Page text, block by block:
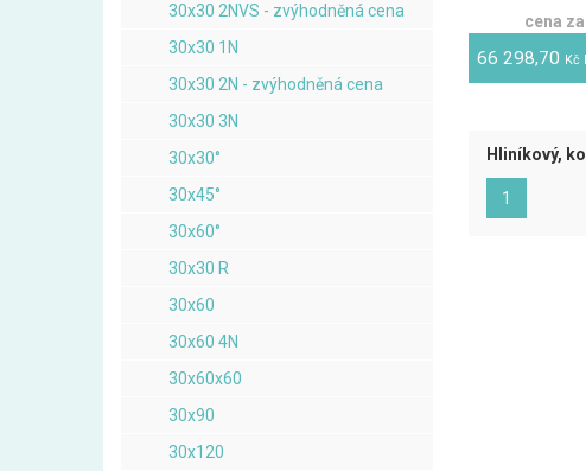
30x30 2NVS - zvýhodněná cena
30x30 1N
30x30 2N - zvýhodněná cena
30x30 3N
30x30°
30x45°
30x60°
30x30 R
30x60
30x60 4N
30x60x60
30x90
30x120
cena
66 298,70 Kč
Hliníkový,
1